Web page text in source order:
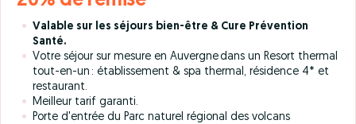
Valable sur les séjours bien-être & Cure Prévention
Santé.
Votre séjour sur mesure en Auvergne dans un Resort thermal
tout-en-un : établissement & spa thermal, résidence 4* et
restaurant.
Meilleur tarif garanti.
Porte d'entrée du Parc naturel régional des volcans